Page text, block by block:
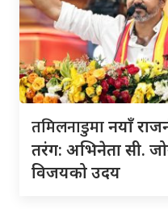
तमिलनाडुमानयाँ
तरंग: अभिनेता सी.
विजयको उदय